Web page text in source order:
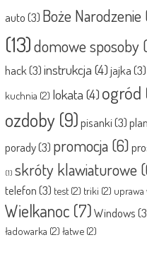
auto(3) Boże Narodzenie
(13)domowe sposoby
hack(3)instrukcja (4)jajka(3)
kuchnia (2) lokata (4) ogród
ozdoby (9)pisanki(3)
porady(3) promocja(6)
(1) skróty klawiaturowe
telefon(3) test(2) triki (2) uprawa
Wielkanoc (7)Windows
ładowarka (2) łatwe(2)